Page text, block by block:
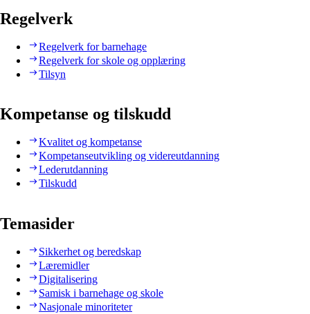
Regelverk
Regelverk for barnehage
Regelverk for skole og opplæring
Tilsyn
Kompetanse og tilskudd
Kvalitet og kompetanse
Kompetanseutvikling og videreutdanning
Lederutdanning
Tilskudd
Temasider
Sikkerhet og beredskap
Læremidler
Digitalisering
Samisk i barnehage og skole
Nasjonale minoriteter